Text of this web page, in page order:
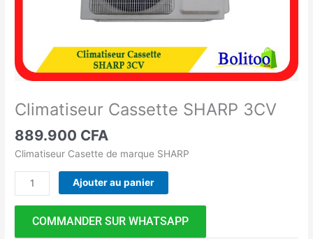
Climatiseur Cassette SHARP 3CV
889.900 CFA
Climatiseur Casette de marque SHARP
Ajouter au panier
COMMANDER SUR WHATSAPP